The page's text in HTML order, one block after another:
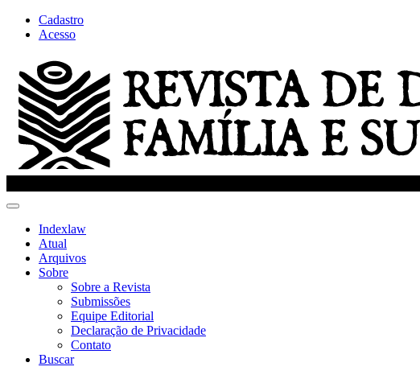
Navegação
Conteúdo
principal
Barra
Lateral
Cadastro
Acesso
Toggle
navigationIndexlaw
Atual
Arquivos
Sobre
Sobre a Revista
Submissões
Equipe Editorial
Declaração de Privacidade
Contato
Buscar